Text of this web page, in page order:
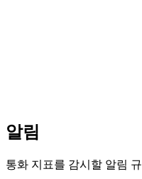
알림
통화 지표를 감시할 알림